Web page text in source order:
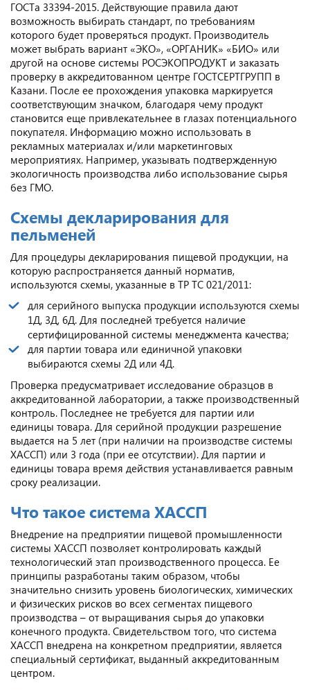
ГОСТа 33394-2015. Действующие правила дают
возможность выбирать стандарт, по требованиям
которого будет проверяться продукт. Производитель
может выбрать вариант «ЭКО», «ОРГАНИК» «БИО» или
другой на основе системы РОСЭКОПРОДУКТ и заказать
проверку в аккредитованном центре ГОСТСЕРТГРУПП в
Казани. После ее прохождения упаковка маркируется
соответствующим значком, благодаря чему продукт
становится еще привлекательнее в глазах потенциального
покупателя. Информацию можно использовать в
рекламных материалах и/или маркетинговых
мероприятиях. Например, указывать подтвержденную
экологичность производства либо использование сырья
без ГМО.
Схемы декларирования для
пельменей
Для процедуры декларирования пищевой продукции, на
которую распространяется данный норматив,
используются схемы, указанные в ТР ТС 021/2011:
для серийного выпуска продукции используются схемы
1Д, 3Д, 6Д. Для последней требуется наличие
сертифицированной системы менеджмента качества;
для партии товара или единичной упаковки
выбираются схемы 2Д или 4Д.
Проверка предусматривает исследование образцов в
аккредитованной лаборатории, а также производственный
контроль. Последнее не требуется для партии или
единицы товара. Для серийной продукции разрешение
выдается на 5 лет (при наличии на производстве системы
ХАССП) или 3 года (при ее отсутствии). Для партии и
единицы товара время действия устанавливается равным
сроку реализации.
Что такое система ХАССП
Внедрение на предприятии пищевой промышленности
системы ХАССП позволяет контролировать каждый
технологический этап производственного процесса. Ее
принципы разработаны таким образом, чтобы
значительно снизить уровень биологических, химических
и физических рисков во всех сегментах пищевого
производства – от выращивания сырья до упаковки
конечного продукта. Свидетельством того, что система
ХАССП внедрена на конкретном предприятии, является
специальный сертификат, выданный аккредитованным
центром.